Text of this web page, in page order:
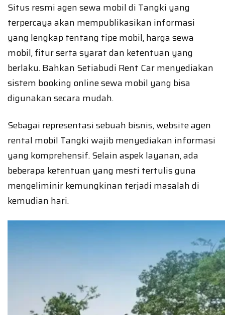
Situs resmi agen sewa mobil di Tangki yang
terpercaya akan mempublikasikan informasi
yang lengkap tentang tipe mobil, harga sewa
mobil, fitur serta syarat dan ketentuan yang
berlaku. Bahkan Setiabudi Rent Car menyediakan
sistem booking online sewa mobil yang bisa
digunakan secara mudah.
Sebagai representasi sebuah bisnis, website agen
rental mobil Tangki wajib menyediakan informasi
yang komprehensif. Selain aspek layanan, ada
beberapa ketentuan yang mesti tertulis guna
mengeliminir kemungkinan terjadi masalah di
kemudian hari.